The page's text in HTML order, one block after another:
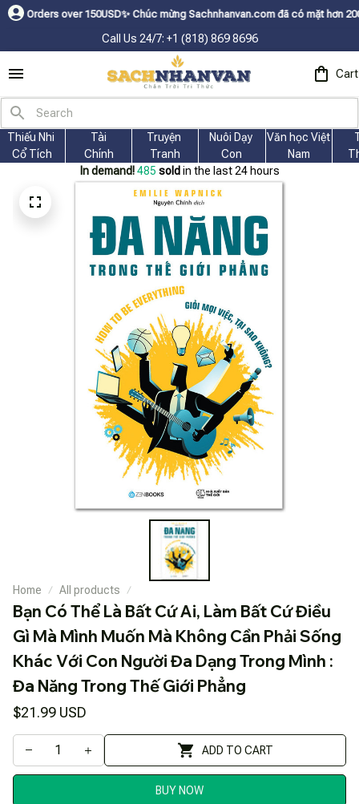
150USDㅤ✨Chúc mừng Sachnhanvan.com đã có mặt hơn 200 quốc gia
Call Us 24/7: +1 (818) 869 8696
Cart
Thiếu Nhi
Cổ Tích
Tài
Chính
Truyện
Tranh
Nuôi Dạy
Con
Văn học Việt
Nam
In demand! 489 sold in the last 24 hours
Home All products
Bạn Có Thể Là Bất Cứ Ai, Làm Bất Cứ Điều
Gì Mà Mình Muốn Mà Không Cần Phải Sống
Khác Với Con Người Đa Dạng Trong Mình :
Đa Năng Trong Thế Giới Phẳng
$21.99 USD
ADD TO CART
BUY NOW